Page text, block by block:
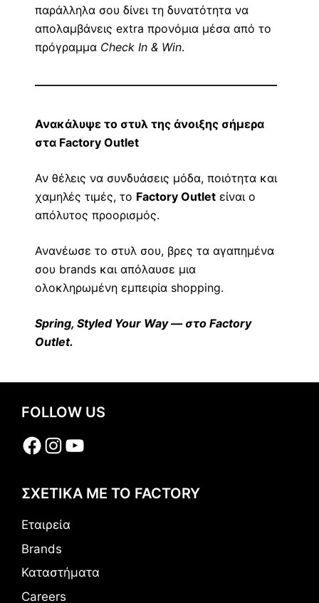
παράλληλα σου δίνει τη δυνατότητα να
απολαμβάνεις extra προνόμια μέσα από το
πρόγραμμα Check In & Win.
Ανακάλυψε το στυλ της άνοιξης σήμερα
στα Factory Outlet
Αν θέλεις να συνδυάσεις μόδα, ποιότητα και
χαμηλές τιμές, το Factory Outlet είναι ο
απόλυτος προορισμός.
Ανανέωσε το στυλ σου, βρες τα αγαπημένα
σου brands και απόλαυσε μια
ολοκληρωμένη εμπειρία shopping.
Spring, Styled Your Way — στο Factory
Outlet.
FOLLOW US
Facebook
Instagram
YouTube
ΣΧΕΤΙΚΑ ΜΕ ΤΟ FACTORY
Εταιρεία
Brands
Καταστήματα
Careers